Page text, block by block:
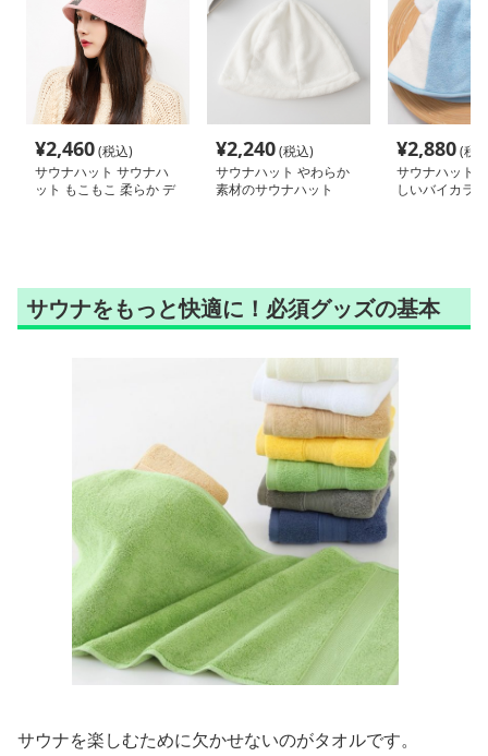
¥2,460(税込)
サウナハット サウナハ
ット もこもこ 柔らか デ
¥2,240(税込)
サウナハット やわらか
素材のサウナハット
¥2,880(税
サウナハット
しいバイカラ
サウナをもっと快適に！必須グッズの基本
サウナを楽しむために欠かせないのがタオルです。